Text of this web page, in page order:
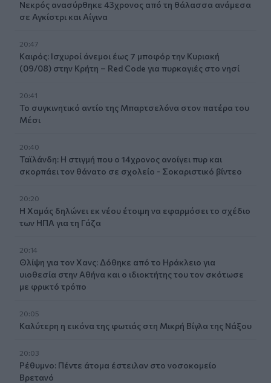
Νεκρός ανασύρθηκε 43χρονος από τη θάλασσα ανάμεσα
σε Αγκίστρι και Αίγινα
20:47
Καιρός: Ισχυροί άνεμοι έως 7 μποφόρ την Κυριακή
(09/08) στην Κρήτη – Red Code για πυρκαγιές στο νησί
20:41
Το συγκινητικό αντίο της Μπαρτσελόνα στον πατέρα του
Μέσι
20:40
Ταϊλάνδη: Η στιγμή που ο 14χρονος ανοίγει πυρ και
σκορπάει τον θάνατο σε σχολείο - Σοκαριστικό βίντεο
20:20
Η Χαμάς δηλώνει εκ νέου έτοιμη να εφαρμόσει το σχέδιο
των ΗΠΑ για τη Γάζα
20:14
Θλίψη για τον Χανς: Δόθηκε από το Ηράκλειο για
υιοθεσία στην Αθήνα και ο ιδιοκτήτης του τον σκότωσε
με φρικτό τρόπο
20:05
Καλύτερη η εικόνα της φωτιάς στη Μικρή Βίγλα της Νάξου
20:03
Ρέθυμνο: Πέντε άτομα έστειλαν στο νοσοκομείο
Βρετανό